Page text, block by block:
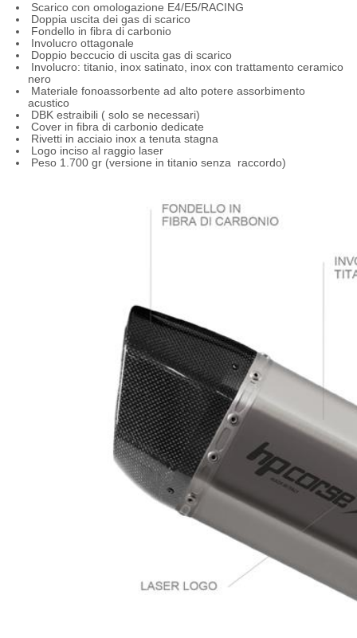
Scarico con omologazione E4/E5/RACING
Doppia uscita dei gas di scarico
Fondello in fibra di carbonio
Involucro ottagonale
Doppio beccucio di uscita gas di scarico
Involucro: titanio, inox satinato, inox con trattamento ceramico
nero
Materiale fonoassorbente ad alto potere assorbimento
acustico
DBK estraibili ( solo se necessari)
Cover in fibra di carbonio dedicate
Rivetti in acciaio inox a tenuta stagna
Logo inciso al raggio laser
Peso 1.700 gr (versione in titanio senza raccordo)